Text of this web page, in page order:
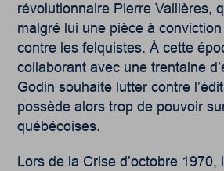
révolutionnaire Pierre Vallières,
malgré lui une pièce à
contre les felquistes. À cette
collaborant avec une trentaine
Godin souhaite lutter contre
possède alors trop de pouvoir
québécoises.
Lors de la Crise d’octobre